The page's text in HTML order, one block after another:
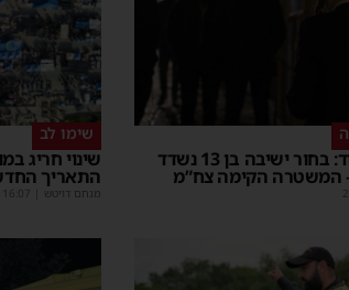
אימה באשדוד: בחור ישיבה בן 13 נשדד
המשטרה הקימה צח”מ
שימו לב
שינוי חריג
התאריך
מנחם דויטש 16:07